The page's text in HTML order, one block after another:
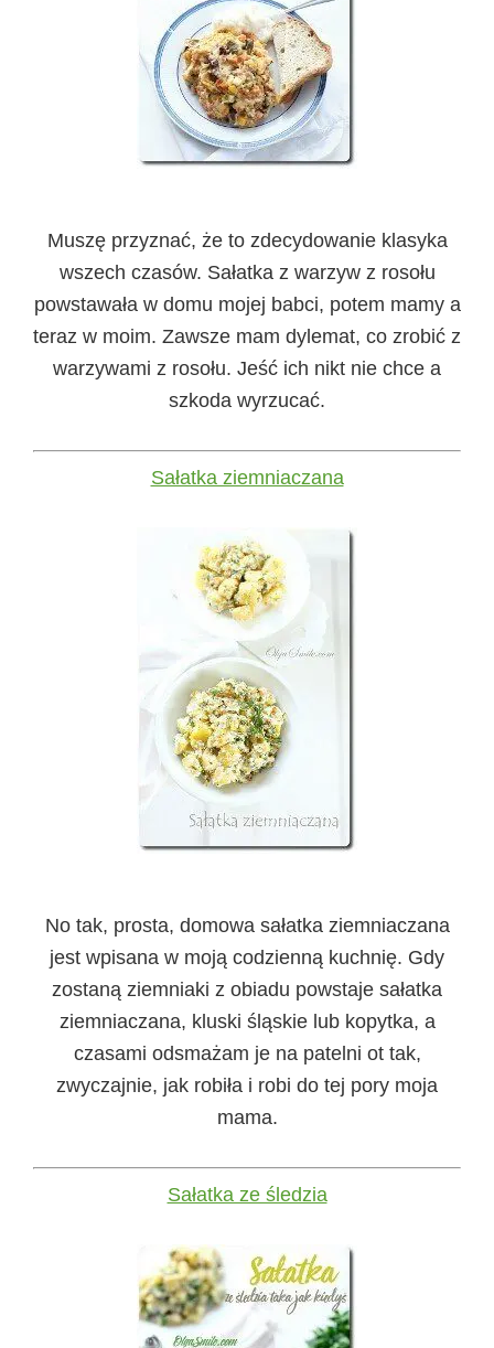
Muszę przyznać, że to zdecydowanie klasyka
wszech czasów. Sałatka z warzyw z rosołu
powstawała w domu mojej babci, potem mamy a
teraz w moim. Zawsze mam dylemat, co zrobić z
warzywami z rosołu. Jeść ich nikt nie chce a
szkoda wyrzucać.
Sałatka ziemniaczana
No tak, prosta, domowa sałatka ziemniaczana
jest wpisana w moją codzienną kuchnię. Gdy
zostaną ziemniaki z obiadu powstaje sałatka
ziemniaczana, kluski śląskie lub kopytka, a
czasami odsmażam je na patelni ot tak,
zwyczajnie, jak robiła i robi do tej pory moja
mama.
Sałatka ze śledzia